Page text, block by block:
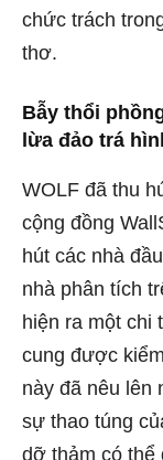
chức trách
thơ.
Bẫy thổi
lừa đảo trá
WOLF đã thu
cộng đồng
hút các nhà
nhà phân tích
hiện ra một chi
cung được
này đã nêu lên
sự thao túng
dỡ thảm có thể